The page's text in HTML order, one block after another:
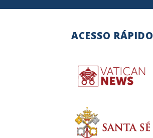
ACESSO RÁPIDO